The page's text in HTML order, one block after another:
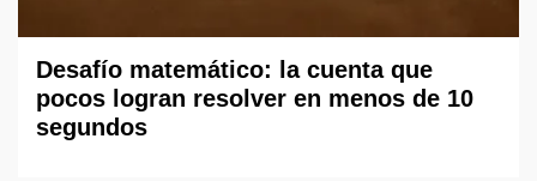
Desafío matemático: la cuenta que
pocos logran resolver en menos de 10
segundos